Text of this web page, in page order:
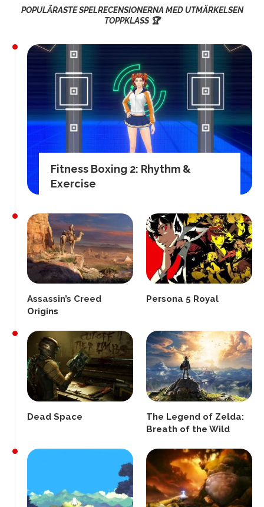
POPULÄRASTE SPELRECENSIONERNA MED UTMÄRKELSEN
TOPPKLASS 🏆
Fitness Boxing 2: Rhythm &
Exercise
Assassin’s Creed
Origins
Persona 5 Royal
Dead Space
The Legend of Zelda:
Breath of the Wild